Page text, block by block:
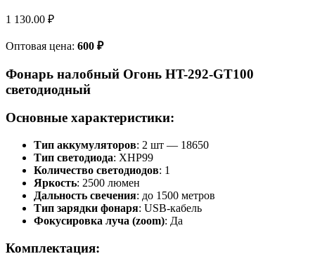
1 130.00 ₽
Оптовая цена: 600 ₽
Фонарь налобный Огонь HT-292-GT100
светодиодный
Основные характеристики:
Тип аккумуляторов: 2 шт — 18650
Тип светодиода: XHP99
Количество светодиодов: 1
Яркость: 2500 люмен
Дальность свечения: до 1500 метров
Тип зарядки фонаря: USB-кабель
Фокусировка луча (zoom): Да
Комплектация: